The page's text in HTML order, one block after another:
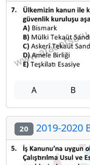
A B
20 2019-2020